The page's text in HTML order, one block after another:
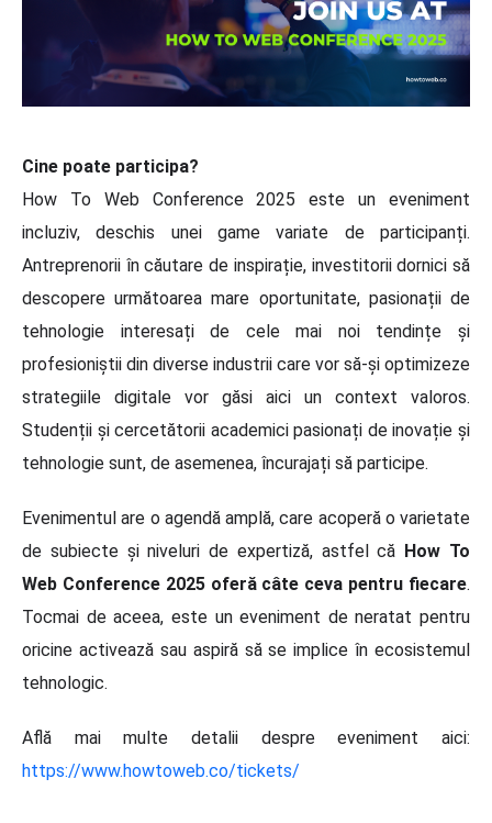
Cine poate participa?
How To Web Conference 2025 este un eveniment
incluziv, deschis unei game variate de participanți.
Antreprenorii în căutare de inspirație, investitorii dornici să
descopere următoarea mare oportunitate, pasionații de
tehnologie interesați de cele mai noi tendințe și
profesioniștii din diverse industrii care vor să-și optimizeze
strategiile digitale vor găsi aici un context valoros.
Studenții și cercetătorii academici pasionați de inovație și
tehnologie sunt, de asemenea, încurajați să participe.
Evenimentul are o agendă amplă, care acoperă o varietate
de subiecte și niveluri de expertiză, astfel că How To
Web Conference 2025 oferă câte ceva pentru fiecare.
Tocmai de aceea, este un eveniment de neratat pentru
oricine activează sau aspiră să se implice în ecosistemul
tehnologic.
Află mai multe detalii despre eveniment aici:
https://www.howtoweb.co/tickets/